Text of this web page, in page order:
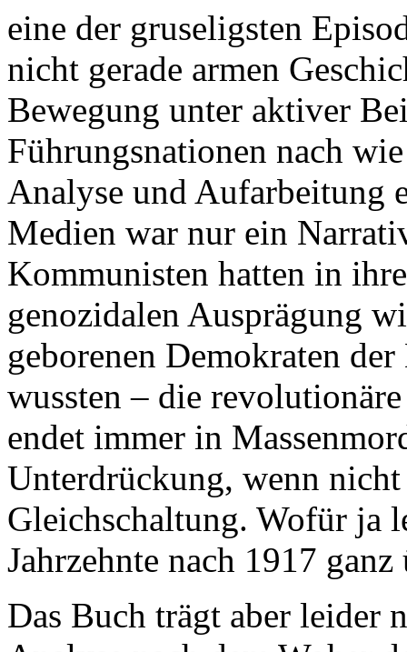
eine der gruseligsten
nicht gerade armen
Bewegung unter aktiver
Führungsnationen nach
Analyse und Aufarbeitung
Medien war nur ein
Kommunisten hatten in
genozidalen Ausprägung
geborenen Demokraten
wussten – die
endet immer in
Unterdrückung, wenn
Gleichschaltung. Wofür ja
Jahrzehnte nach 1917
Das Buch trägt aber leider